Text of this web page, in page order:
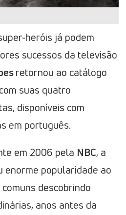
heróis já podem
sucessos da televisão
retornou ao catálogo
suas quatro
disponíveis com
em português.
em 2006 pela NBC, a
enorme popularidade ao
descobrindo
anos antes da